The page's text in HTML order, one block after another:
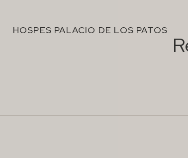
HOSPES PALACIO DE LOS PATOS